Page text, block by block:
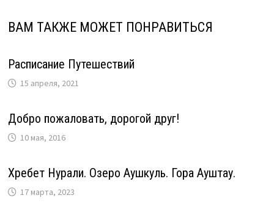
ВАМ ТАКЖЕ МОЖЕТ ПОНРАВИТЬСЯ
Расписание Путешествий
15 апреля, 2021
Добро пожаловать, дорогой друг!
10 мая, 2016
Хребет Нурали. Озеро Аушкуль. Гора Ауштау.
17 марта, 2023